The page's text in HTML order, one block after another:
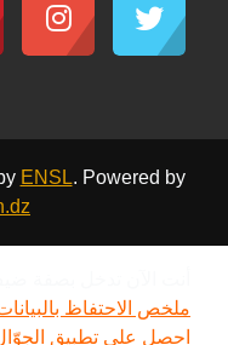
ENSL. Powered by
ملخص الاحتفاظ
احصل على تطبيق